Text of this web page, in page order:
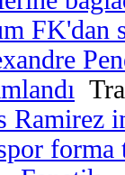
FK'dan
Ramirez
forma